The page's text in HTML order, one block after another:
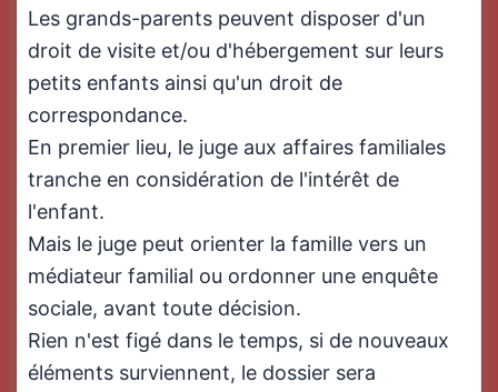
Les grands-parents peuvent disposer d'un
droit de visite et/ou d'hébergement sur leurs
petits enfants ainsi qu'un droit de
correspondance.
En premier lieu, le juge aux affaires familiales
tranche en considération de l'intérêt de
l'enfant.
Mais le juge peut orienter la famille vers un
médiateur familial ou ordonner une enquête
sociale, avant toute décision.
Rien n'est figé dans le temps, si de nouveaux
éléments surviennent, le dossier sera